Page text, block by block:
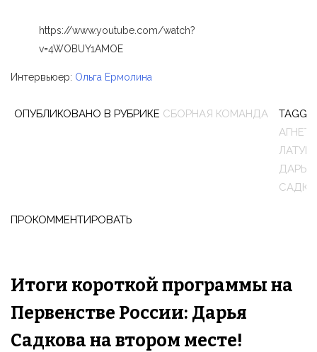
https://www.youtube.com/watch?
v=4WOBUY1AMOE
Интервьюер: Ольга Ермолина
ОПУБЛИКОВАНО В РУБРИКЕ СБОРНАЯ КОМАНДА
АГНЕТА
ДАРЬЯ
ПРОКОММЕНТИРОВАТЬ
Итоги короткой программы на
Первенстве России: Дарья
Садкова на втором месте!